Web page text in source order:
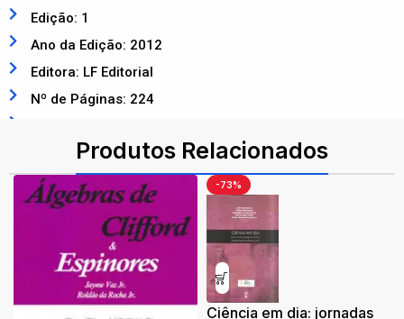
Edição: 1
Ano da Edição: 2012
Editora: LF Editorial
Nº de Páginas: 224
Produtos Relacionados
-73%
Ciência em dia: jornadas